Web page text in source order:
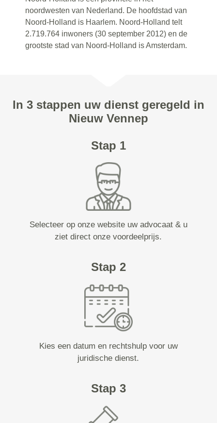
noordwesten van Nederland. De hoofdstad van
Noord-Holland is Haarlem. Noord-Holland telt
2.719.764 inwoners (30 september 2012) en de
grootste stad van Noord-Holland is Amsterdam.
In 3 stappen uw dienst geregeld in
Nieuw Vennep
Stap 1
Selecteer op onze website uw advocaat & u
ziet direct onze voordeelprijs.
Stap 2
Kies een datum en rechtshulp voor uw
juridische dienst.
Stap 3